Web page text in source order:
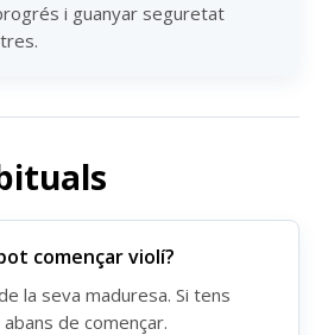
i guanyar seguretat
començar violí?
la seva maduresa. Si tens
de començar.